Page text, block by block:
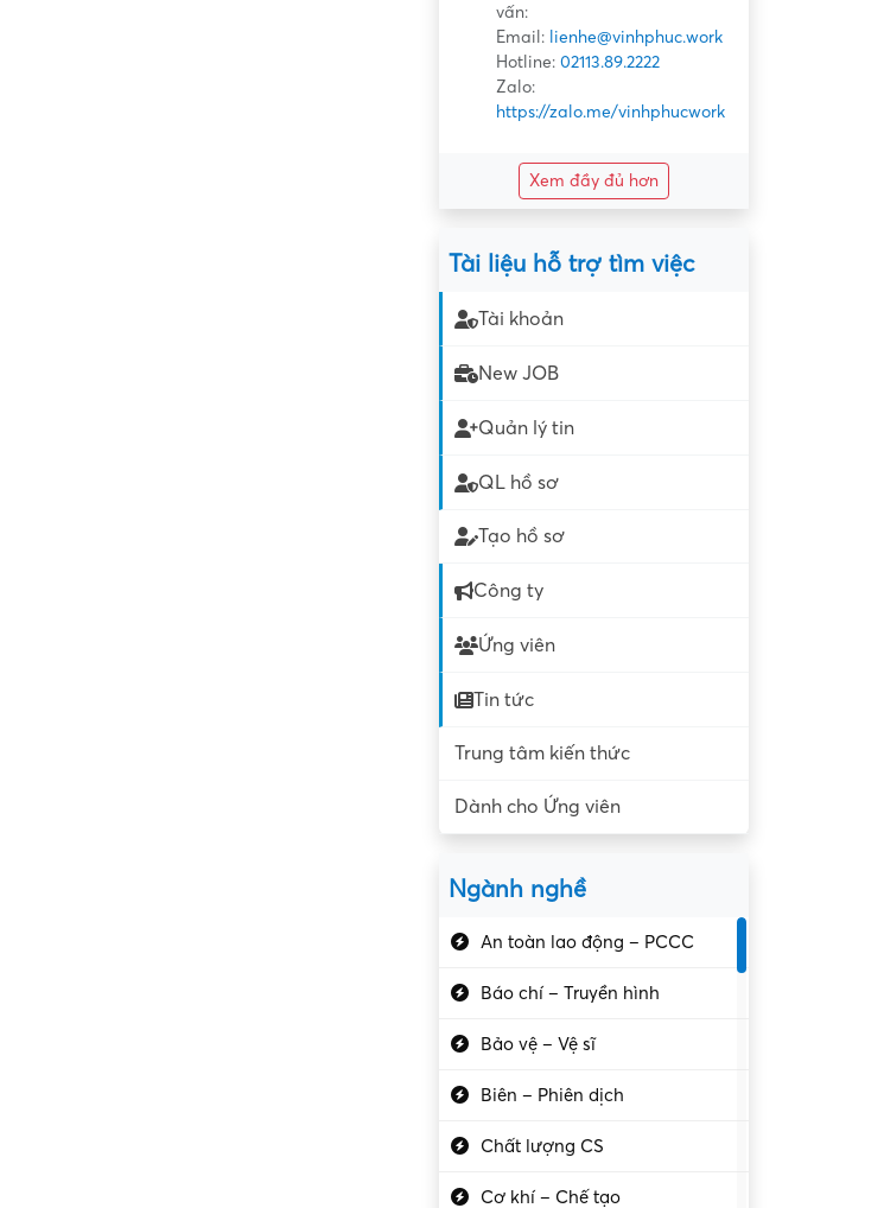
vấn:
Email: lienhe@vinhphuc.work
Hotline: 02113.89.2222
Zalo:
https://zalo.me/vinhphucwork
Xem đầy đủ hơn
Tài liệu hỗ trợ tìm việc
Tài khoản
New JOB
Quản lý tin
QL hồ sơ
Tạo hồ sơ
Công ty
Ứng viên
Tin tức
Trung tâm kiến thức
Dành cho Ứng viên
Ngành nghề
An toàn lao động – PCCC
Báo chí – Truyền hình
Bảo vệ – Vệ sĩ
Biên – Phiên dịch
Chất lượng CS
Cơ khí – Chế tạo